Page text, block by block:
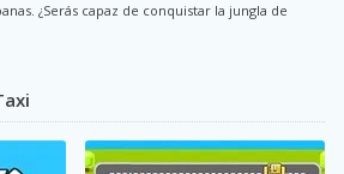
¿Serás capaz de conquistar la jungla de